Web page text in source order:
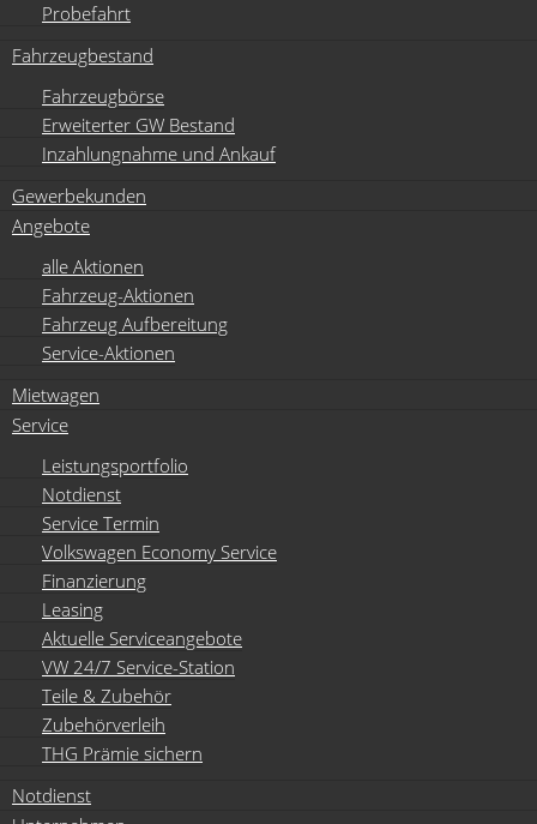
Probefahrt
Fahrzeugbestand
Fahrzeugbörse
Erweiterter GW Bestand
Inzahlungnahme und Ankauf
Gewerbekunden
Angebote
alle Aktionen
Fahrzeug-Aktionen
Fahrzeug Aufbereitung
Service-Aktionen
Mietwagen
Service
Leistungsportfolio
Notdienst
Service Termin
Volkswagen Economy Service
Finanzierung
Leasing
Aktuelle Serviceangebote
VW 24/7 Service-Station
Teile & Zubehör
Zubehörverleih
THG Prämie sichern
Notdienst